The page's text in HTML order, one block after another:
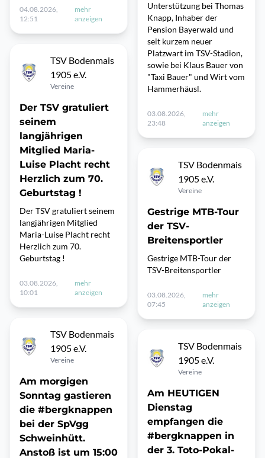
04.08.2026,
12:51
mehr
anzeigen
TSV Bodenmais
1905 e.V.
Vereine
Der TSV gratuliert
seinem
langjährigen
Mitglied Maria-
Luise Placht recht
Herzlich zum 70.
Geburtstag !
Der TSV gratuliert seinem
langjährigen Mitglied
Maria-Luise Placht recht
Herzlich zum 70.
Geburtstag !
03.08.2026,
10:01
mehr
anzeigen
TSV Bodenmais
1905 e.V.
Vereine
Am morgigen
Sonntag gastieren
die #bergknappen
bei der SpVgg
Schweinhütt.
Anstoß ist um 15:00
Unterstützung bei Thomas
Knapp, Inhaber der
Pension Bayerwald und
seit kurzem neuer
Platzwart im TSV-Stadion,
sowie bei Klaus Bauer von
"Taxi Bauer" und Wirt vom
Hammerhäusl.
03.08.2026,
23:48
mehr
anzeigen
TSV Bodenmais
1905 e.V.
Vereine
Gestrige MTB-Tour
der TSV-
Breitensportler
Gestrige MTB-Tour der
TSV-Breitensportler
03.08.2026,
07:45
mehr
anzeigen
TSV Bodenmais
1905 e.V.
Vereine
Am HEUTIGEN
Dienstag
empfangen die
#bergknappen in
der 3. Toto-Pokal-